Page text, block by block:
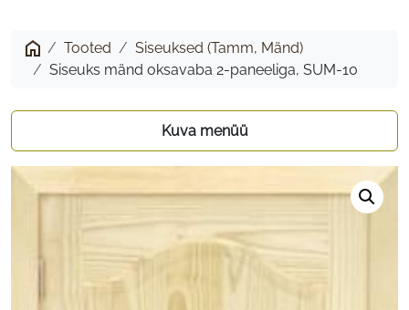
oksavaba
paneeliga,
SUM-
10
Tooted
Siseuksed (Tamm, Mänd)
Siseuks mänd oksavaba 2-paneeliga, SUM-10
Kuva menüü